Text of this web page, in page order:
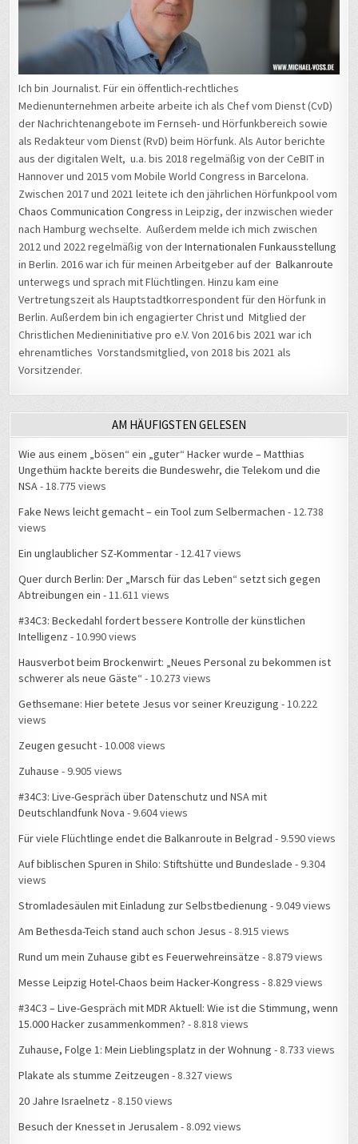
Ich bin Journalist. Für ein öffentlich-rechtliches
Medienunternehmen arbeite arbeite ich als Chef vom Dienst (CvD)
der Nachrichtenangebote im Fernseh- und Hörfunkbereich sowie
als Redakteur vom Dienst (RvD) beim Hörfunk. Als Autor berichte
aus der digitalen Welt, u.a. bis 2018 regelmäßig von der CeBIT in
Hannover und 2015 vom Mobile World Congress in Barcelona.
Zwischen 2017 und 2021 leitete ich den jährlichen Hörfunkpool vom
Chaos Communication Congress in Leipzig, der inzwischen wieder
nach Hamburg wechselte. Außerdem melde ich mich zwischen
2012 und 2022 regelmäßig von derInternationalen Funkausstellung
in Berlin. 2016 war ich für meinen Arbeitgeber auf derBalkanroute
unterwegs und sprach mit Flüchtlingen. Hinzu kam eine
Vertretungszeit als Hauptstadtkorrespondent für den Hörfunk in
Berlin. Außerdem bin ich engagierter Christ und Mitglied der
Christlichen Medieninitiative pro e.V. Von 2016 bis 2021 war ich
ehrenamtliches Vorstandsmitglied, von 2018 bis 2021 als
Vorsitzender.
AM HÄUFIGSTEN GELESEN
Wie aus einem „bösen“ ein „guter“ Hacker wurde – Matthias
Ungethüm hackte bereits die Bundeswehr, die Telekom und die
NSA- 18.775 views
Fake News leicht gemacht – ein Tool zum Selbermachen - 12.738
views
Ein unglaublicher SZ-Kommentar- 12.417 views
Quer durch Berlin: Der „Marsch für das Leben“ setzt sich gegen
Abtreibungen ein - 11.611 views
#34C3: Beckedahl fordert bessere Kontrolle der künstlichen
Intelligenz - 10.990 views
Hausverbot beim Brockenwirt: „Neues Personal zu bekommen ist
schwerer als neue Gäste“ - 10.273 views
Gethsemane: Hier betete Jesus vor seiner Kreuzigung - 10.222
views
Zeugen gesucht- 10.008 views
Zuhause - 9.905 views
#34C3: Live-Gespräch über Datenschutz und NSA mit
Deutschlandfunk Nova - 9.604 views
Für viele Flüchtlinge endet die Balkanroute in Belgrad - 9.590 views
Auf biblischen Spuren in Shilo: Stiftshütte und Bundeslade - 9.304
views
Stromladesäulen mit Einladung zur Selbstbedienung - 9.049 views
Am Bethesda-Teich stand auch schon Jesus - 8.915 views
Rund um mein Zuhause gibt es Feuerwehreinsätze - 8.879 views
Messe Leipzig Hotel-Chaos beim Hacker-Kongress - 8.829 views
#34C3 – Live-Gespräch mit MDR Aktuell: Wie ist die Stimmung, wenn
15.000 Hacker zusammenkommen? - 8.818 views
Zuhause, Folge 1: Mein Lieblingsplatz in der Wohnung - 8.733 views
Plakate als stumme Zeitzeugen - 8.327 views
20 Jahre Israelnetz - 8.150 views
Besuch der Knesset in Jerusalem - 8.092 views